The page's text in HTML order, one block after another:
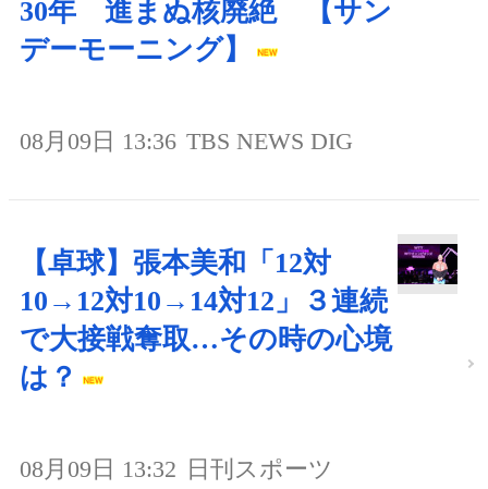
30年 進まぬ核廃絶 【サン
デーモーニング】
08月09日 13:36 TBS NEWS DIG
【卓球】張本美和「12対
10→12対10→14対12」３連続
で大接戦奪取…その時の心境
は？
08月09日 13:32 日刊スポーツ